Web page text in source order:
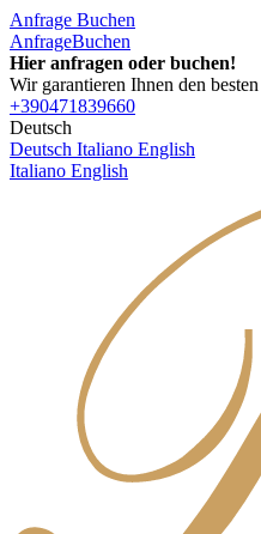
Anfrage Buchen
AnfrageBuchen
Hier anfragen oder buchen!
Wir garantieren Ihnen den
+390471839660
Deutsch
Deutsch Italiano English
Italiano English